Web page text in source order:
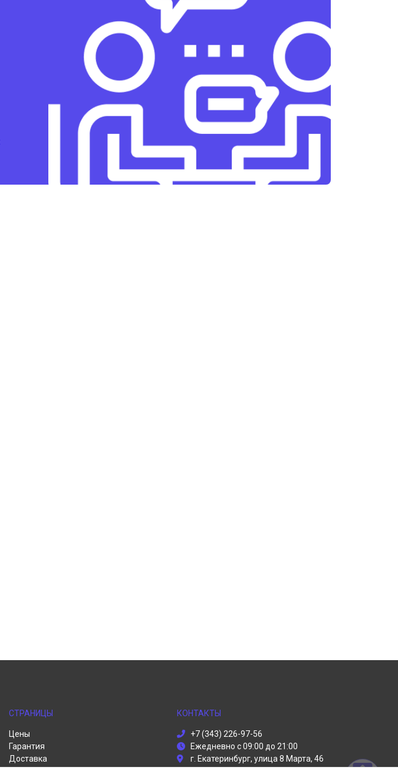
СТРАНИЦЫ
Цены
Гарантия
Доставка
КОНТАКТЫ
+7 (343) 226-97-56
Ежедневно с 09:00 до 21:00
г. Екатеринбург, улица 8 Марта, 46